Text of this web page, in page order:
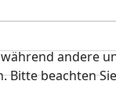
andere
Bitte beachten